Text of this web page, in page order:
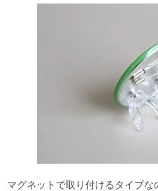
マグネットで取り付けるタイプ